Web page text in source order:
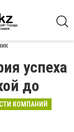
успеха
до
КОМПАНИЙ